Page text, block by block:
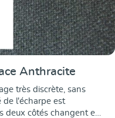
Anthracite
très discrète, sans
de l'écharpe est
deux côtés changent en